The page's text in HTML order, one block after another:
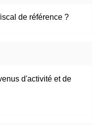
de référence ?
d'activité et de